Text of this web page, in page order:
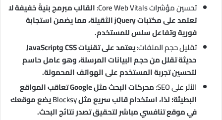
تحسين مؤشرات Core Web Vitals:
القالب مبرمج بنيةً خفيفة لا
تعتمد على مكتبات jQuery الثقيلة، مما يضمن استجابة
فورية وتفاعل سلس للمستخدم.
تقليل حجم الملفات:
يعتمد على تقنيات CSS وJavaScript
حديثة تقلل من حجم البيانات المرسلة، وهو عامل حاسم
لتحسين تجربة المستخدم على الهواتف المحمولة.
الأثر على SEO:
محركات البحث مثل Google تعاقب المواقع
البطيئة؛ لذا، استخدام قالب سريع مثلBlocksyيضع موقعك
في موقع تنافسي مباشر لتحقيق تصدر نتائج البحث.